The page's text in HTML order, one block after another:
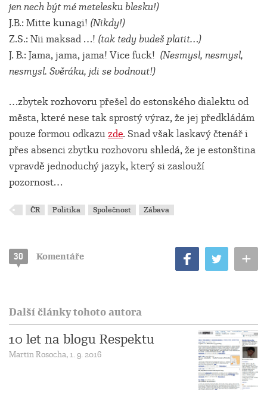
jen nech být mé metelesku blesku!)
J.B.: Mitte kunagi! (Nikdy!)
Z.S.: Nii maksad …! (tak tedy budeš platit…)
J. B.: Jama, jama, jama! Vice fuck! (Nesmysl, nesmysl,
nesmysl. Svěráku, jdi se bodnout!)
…zbytek rozhovoru přešel do estonského dialektu od
města, které nese tak sprostý výraz, že jej předkládám
pouze formou odkazuzde. Snad však laskavý čtenář i
přes absenci zbytku rozhovoru shledá, že je estonština
vpravdě jednoduchý jazyk, který si zaslouží
pozornost…
ČR Politika Společnost Zábava
30 Komentáře +
Další články tohoto autora
10 let na blogu Respektu
Martin Rosocha, 1. 9. 2016